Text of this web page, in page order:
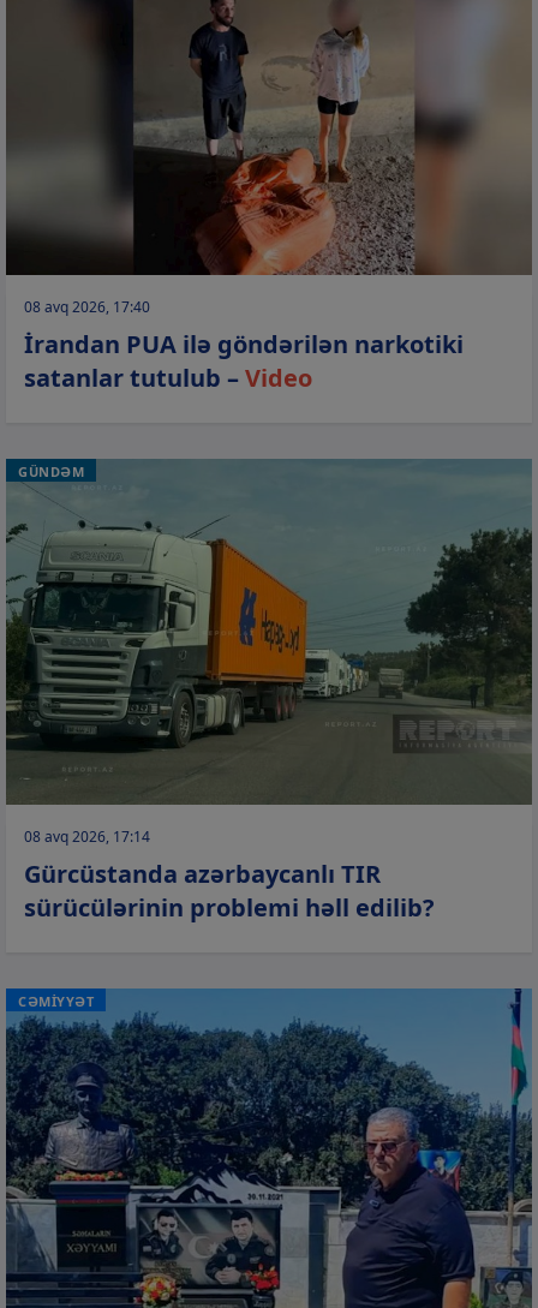
08 avq 2026, 17:40
İrandan PUA ilə göndərilən narkotiki
satanlar tutulub –Video
GÜNDƏM
08 avq 2026, 17:14
Gürcüstanda azərbaycanlı TIR
sürücülərinin problemi həll edilib?
CƏMİYYƏT